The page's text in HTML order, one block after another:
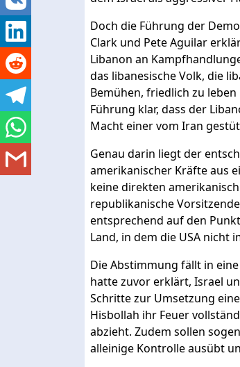
Doch die Führung der
Clark und Pete Aguilar
Libanon an
das libanesische Volk, die
Bemühen, friedlich zu
Führung klar, dass der
Macht einer vom Iran
Genau darin liegt der
amerikanischer Kräfte aus
keine direkten
republikanische
entsprechend auf den
Land, in dem die USA nicht
Die Abstimmung fällt in
hatte zuvor erklärt, Israel
Schritte zur Umsetzung
Hisbollah ihr Feuer
abzieht. Zudem sollen
alleinige Kontrolle ausübt